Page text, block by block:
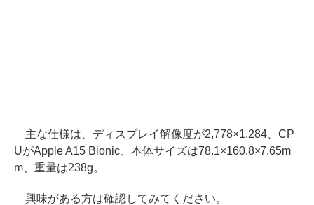
主な仕様は、ディスプレイ解像度が2,778×1,284、CP
UがApple A15 Bionic、本体サイズは78.1×160.8×7.65m
m、重量は238g。
興味がある方は確認してみてください。